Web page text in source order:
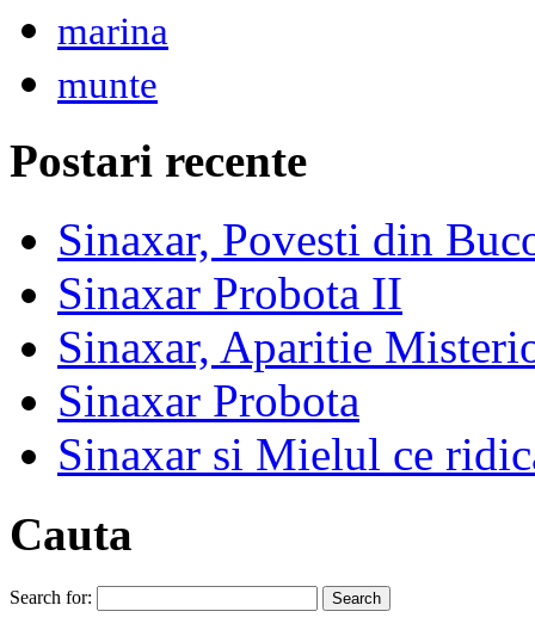
marina
munte
Postari recente
Sinaxar, Povesti din
Sinaxar Probota II
Sinaxar, Aparitie
Sinaxar Probota
Sinaxar si Mielul ce
Cauta
Search for: